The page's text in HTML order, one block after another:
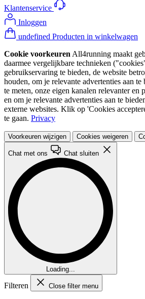
Klantenservice
Inloggen
undefined Producten in winkelwagen
Cookie voorkeuren All4running maakt
daarmee vergelijkbare technieken
gebruikservaring te bieden, de website
houden, om je relevante advertenties aan
te meten, onze eigen kanalen relevanter en
en om je relevante advertenties aan te
externe websites. Klik op 'Cookies
te gaan. Privacy
Voorkeuren wijzigen Cookies weigeren
Chat met ons Chat sluiten
Loading...
Filteren Close filter menu